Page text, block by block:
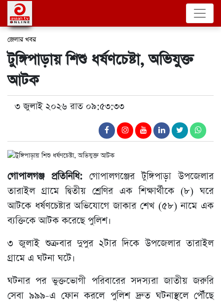
জেলার খবর
টুঙ্গিপাড়ায় শিশু ধর্ষণচেষ্টা, অভিযুক্ত
আটক
৩ জুলাই ২০২৬ রাত ০৯:৫৩:৩৩
গোপালগঞ্জ প্রতিনিধি: গোপালগঞ্জের টুঙ্গিপাড়া উপজেলার
তারাইল গ্রামে দ্বিতীয় শ্রেণির এক শিক্ষার্থীকে (৮) ঘরে
আটকে ধর্ষণচেষ্টার অভিযোগে জাকার শেখ (৫৮) নামে এক
ব্যক্তিকে আটক করেছে পুলিশ।
৩ জুলাই শুক্রবার দুপুর ২টার দিকে উপজেলার তারাইল
গ্রামে এ ঘটনা ঘটে।
ঘটনার পর ভুক্তভোগী পরিবারের সদস্যরা জাতীয় জরুরি
সেবা ৯৯৯-এ ফোন করলে পুলিশ দ্রুত ঘটনাস্থলে পৌঁছে